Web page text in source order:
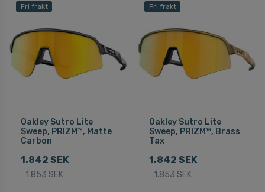
Fri frakt
Oakley Sutro Lite
Sweep, PRIZM™, Matte
Carbon
1.842 SEK
1.853 SEK
Fri frakt
Oakley Sutro Lite
Sweep, PRIZM™, Brass
Tax
1.842 SEK
1.853 SEK